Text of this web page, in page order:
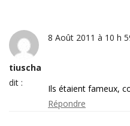
tiuscha
dit :
8 Août 2011 à 10 h
Ils étaient fameux,
Répondre